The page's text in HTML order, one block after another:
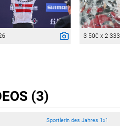
3 500 x 2 333
(3)
Sportlerin des Jahres 1x1